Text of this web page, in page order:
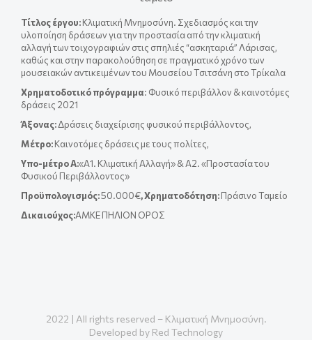
Τίτλος έργου:Κλιματική Μνημοσύνη. Σχεδιασμός και την
υλοποίηση δράσεων για την προστασία από την κλιματική
αλλαγή των τοιχογραφιών στις σπηλιές “ασκηταριά” Λάρισας,
καθώς και στην παρακολούθηση σε πραγματικό χρόνο των
μουσειακών αντικειμένων του Μουσείου Τσιτσάνη στο Τρίκαλα
Χρηματοδοτικό πρόγραμμα: Φυσικό περιβάλλον & καινοτόμες
δράσεις 2021
Άξονας:Δράσεις διαχείρισης φυσικού περιβάλλοντος,
Μέτρο:Καινοτόμες δράσεις με τους πολίτες,
Yπο-μέτρο A:«Α1. Κλιματική Αλλαγή» & A2. «Προστασία του
Φυσικού Περιβάλλοντος»
Προϋπολογισμός:50.000€, Χρηματοδότηση:Πράσινο Ταμείο
Δικαιούχος:ΑΜΚΕ ΠΗΛΙΟΝ ΟΡΟΣ
2022 | All rights reserved – Κλιματική Μνημοσύνη.
Developed by Red Technology